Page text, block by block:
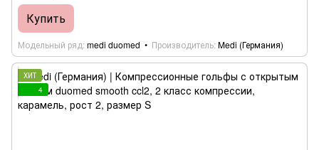
Купить
Модельный ряд medi duomed Производитель Medi (Германия)
ХИТ
4